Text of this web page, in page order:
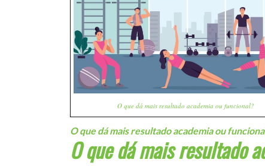
O que dá mais resultado academia ou funcional?
O que dá mais resultado academia ou
O que dá mais resultado